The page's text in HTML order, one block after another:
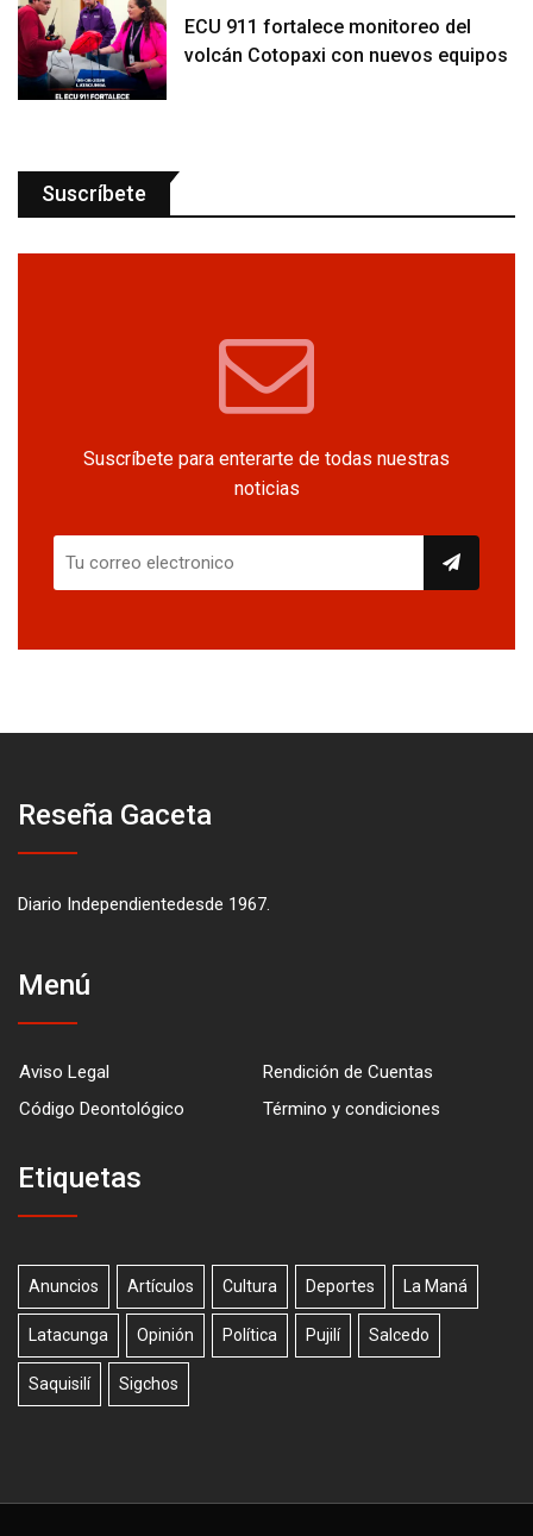
ECU 911 fortalece monitoreo del
volcán Cotopaxi con nuevos equipos
Suscríbete
Suscríbete para enterarte de todas nuestras
noticias
Reseña Gaceta
Diario Independientedesde 1967.
Menú
Aviso Legal
Rendición de Cuentas
Código Deontológico
Término y condiciones
Etiquetas
Anuncios Artículos Cultura Deportes La Maná
Latacunga Opinión Política Pujilí Salcedo
Saquisilí Sigchos